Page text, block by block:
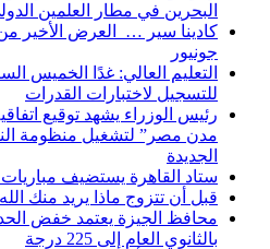
البحرين في مطار العلمين
كادينا سير … العرض الأخير
جونيور
التعليم العالي: غدًا الخميس
للتسجيل لاختبارات القدرات
رئيس الوزراء يشهد توقيع
مدن مصر” لتشغيل منظومة
الجديدة
ستاد القاهرة يستضيف مباريات 5 أندية في الدوري المصري
قبل أن تتزوج ماذا يريد منك
محافظ الجيزة يعتمد خفض الحد
بالثانوي العام إلى 225 درجة